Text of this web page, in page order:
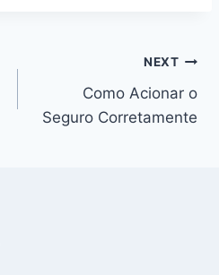
NEXT
Como Acionar o
Seguro Corretamente